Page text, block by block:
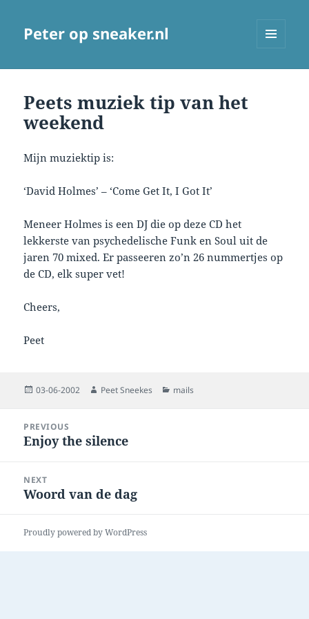
Peter op sneaker.nl
Peets muziek tip van het
weekend
Mijn muziektip is:
‘David Holmes’ – ‘Come Get It, I Got It’
Meneer Holmes is een DJ die op deze CD het
lekkerste van psychedelische Funk en Soul uit de
jaren 70 mixed. Er passeeren zo’n 26 nummertjes op
de CD, elk super vet!
Cheers,
Peet
Posted
03-06-2002 Author
Peet Sneekes Categories
mails
navigation
PREVIOUS
Previous
Enjoy the silence
NEXT
Next
Woord van de dag
Proudly powered by WordPress